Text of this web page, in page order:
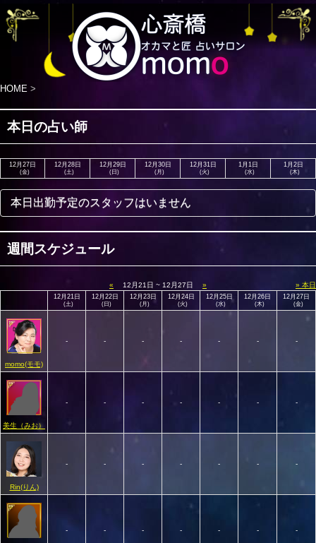
HOME >
本日の占い師
12月27日
(金)
12月28日
(土)
12月29日
(日)
12月30日
(月)
12月31日
(火)
1月1日
(水)
1月2日
(木)
本日出勤予定のスタッフはいません
週間スケジュール
« 12月21日 ~ 12月27日 » » 本日
12月21日
(土)
12月22日
(日)
12月23日
(月)
12月24日
(火)
12月25日
(水)
12月26日
(木)
12月27日
(金)
momo(モモ)
- - - - - - -
美生（みお）
- - - - - - -
Rin(りん)
- - - - - - -
- - - - - - -